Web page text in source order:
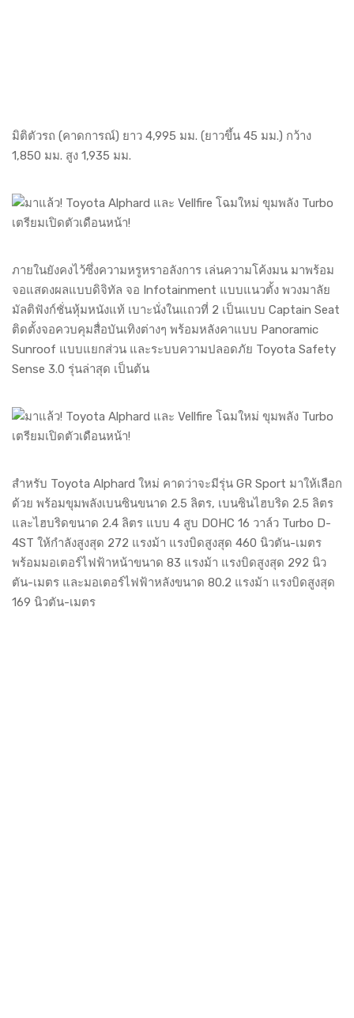
มิติตัวรถ (คาดการณ์) ยาว 4,995 มม. (ยาวขึ้น 45 มม.) กว้าง
1,850 มม. สูง 1,935 มม.
ภายในยังคงไว้ซึ่งความหรูหราอลังการ เล่นความโค้งมน มาพร้อม
จอแสดงผลแบบดิจิทัล จอ Infotainment แบบแนวตั้ง พวงมาลัย
มัลติฟังก์ชั่นหุ้มหนังแท้ เบาะนั่งในแถวที่ 2 เป็นแบบ Captain Seat
ติดตั้งจอควบคุมสื่อบันเทิงต่างๆ พร้อมหลังคาแบบ Panoramic
Sunroof แบบแยกส่วน และระบบความปลอดภัย Toyota Safety
Sense 3.0 รุ่นล่าสุด เป็นต้น
สำหรับ Toyota Alphard ใหม่ คาดว่าจะมีรุ่น GR Sport มาให้เลือก
ด้วย พร้อมขุมพลังเบนซินขนาด 2.5 ลิตร, เบนซินไฮบริด 2.5 ลิตร
และไฮบริดขนาด 2.4 ลิตร แบบ 4 สูบ DOHC 16 วาล์ว Turbo D-
4ST ให้กำลังสูงสุด 272 แรงม้า แรงบิดสูงสุด 460 นิวตัน-เมตร
พร้อมมอเตอร์ไฟฟ้าหน้าขนาด 83 แรงม้า แรงบิดสูงสุด 292 นิว
ตัน-เมตร และมอเตอร์ไฟฟ้าหลังขนาด 80.2 แรงม้า แรงบิดสูงสุด
169 นิวตัน-เมตร